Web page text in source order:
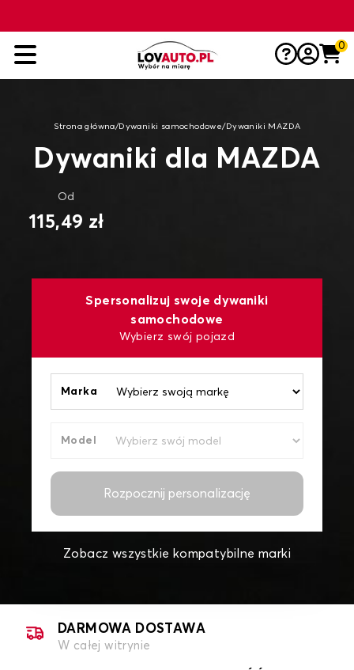
0
Strona główna/ Dywaniki samochodowe/ Dywaniki MAZDA
Dywaniki dla MAZDA
Od
115,49 zł
Spersonalizuj swoje dywaniki
samochodowe
Wybierz swój pojazd
Marka
Model
Rozpocznij personalizację
Zobacz wszystkie kompatybilne marki
DARMOWA DOSTAWA
W całej witrynie